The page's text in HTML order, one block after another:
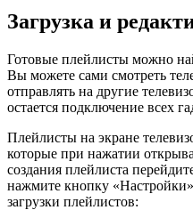
Загрузка и
Готовые плейлисты можно
Вы можете сами смотреть
отправлять на другие
остается подключение всех
Плейлисты на экране
которые при нажатии
создания плейлиста
нажмите кнопку
загрузки плейлистов: